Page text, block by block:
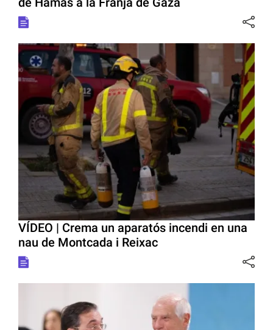
VÍDEO | Crema un aparatós incendi en una
nau de Montcada i Reixac